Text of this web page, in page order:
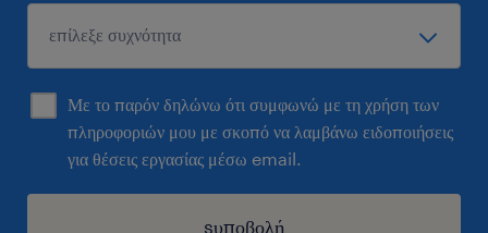
Με το παρόν δηλώνω ότι συμφωνώ με τη χρήση των
πληροφοριών μου με σκοπό να λαμβάνω ειδοποιήσεις
για θέσεις εργασίας μέσω email.
sυποβολή